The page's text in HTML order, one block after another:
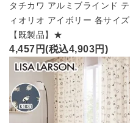
タチカワ アルミブラインド テ
ィオリオ アイボリー 各サイズ
【既製品】★
4,457円(税込4,903円)